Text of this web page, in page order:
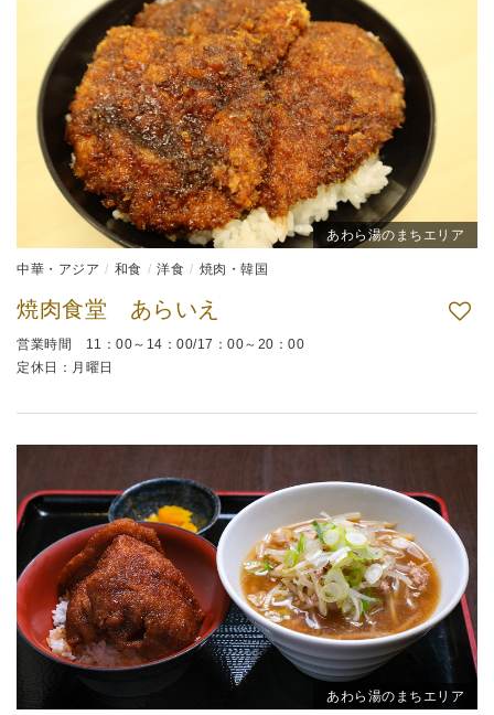
あわら湯のまちエリア
中華・アジア 和食 洋食 焼肉・韓国
焼肉食堂 あらいえ
営業時間 11：00～14：00/17：00～20：00
定休日：月曜日
あわら湯のまちエリア